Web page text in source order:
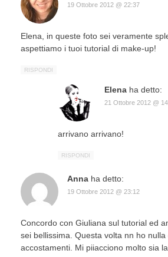
19 Ottobre 2012 @ 22:37
Elena, in queste foto sei veramente
aspettiamo i tuoi tutorial di make-up!
RISPONDI
Elena ha detto:
21 Ottobre 2012 @
arrivano arrivano!
RISPONDI
Anna ha detto:
19 Ottobre 2012 @ 23:12
Concordo con Giuliana sul tutorial ed
sei bellissima. Questa volta nn ho
accostamenti. Mi piiacciono molto sia